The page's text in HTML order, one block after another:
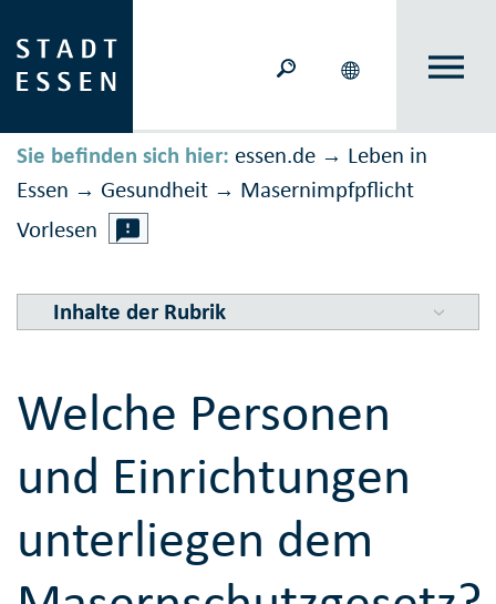
Sie befinden sich hier: essen.de → Leben in
Essen → Gesundheit → Masern­impf­pflicht
Vorlesen
Inhalte der Rubrik
Welche Personen
und Einrichtungen
unterliegen dem